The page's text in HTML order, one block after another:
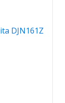
DJN161Z